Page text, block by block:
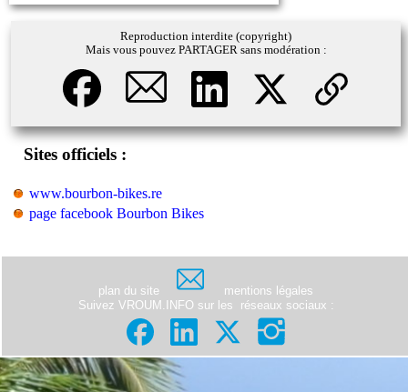
Reproduction interdite (copyright)
Mais vous pouvez PARTAGER sans modération :
Sites officiels :
www.bourbon-bikes.re
page facebook Bourbon Bikes
plan du site
mentions légales
Suivez VROUM.INFO sur les
réseaux sociaux :